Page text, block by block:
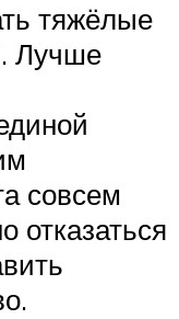
тяжёлые
Лучше
совсем
отказаться